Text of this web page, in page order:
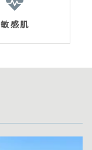
敏感肌